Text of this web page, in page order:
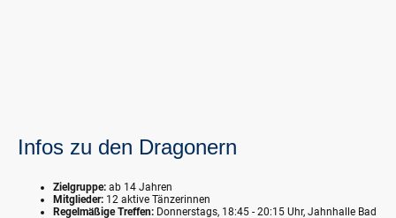
Infos zu den Dragonern
Zielgruppe: ab 14 Jahren
Mitglieder: 12 aktive Tänzerinnen
Regelmäßige Treffen: Donnerstags, 18:45 - 20:15 Uhr, Jahnhalle Bad